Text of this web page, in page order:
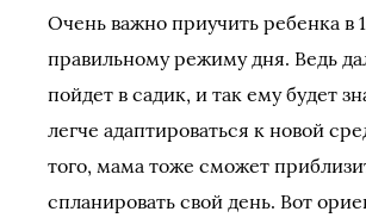
Очень важно приучить ребенка в
правильному режиму дня. Ведь
пойдет в садик, и так ему будет
легче адаптироваться к новой
того, мама тоже сможет
спланировать свой день. Вот